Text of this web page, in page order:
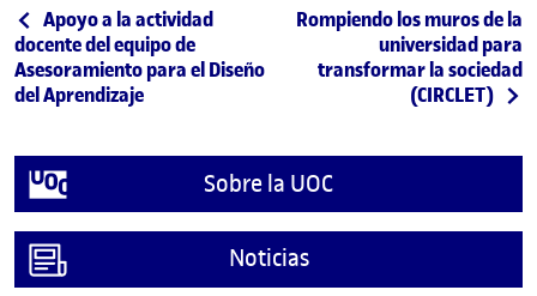
Post navigation
Publicación anterior
Apoyo a la actividad
docente del equipo de
Asesoramiento para el Diseño
del Aprendizaje
Siguiente publicación
Rompiendo los muros de la
universidad para
transformar la sociedad
(CIRCLET)
Sobre la UOC
Noticias